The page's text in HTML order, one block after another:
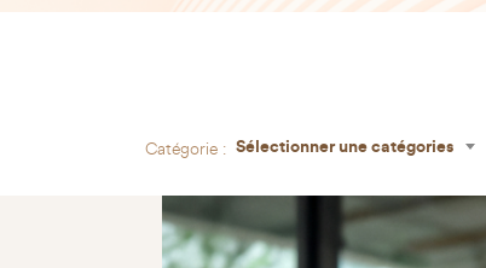
Catégorie : Sélectionner une catégories